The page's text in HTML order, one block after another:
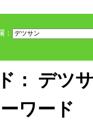
：
： デツ
ワード